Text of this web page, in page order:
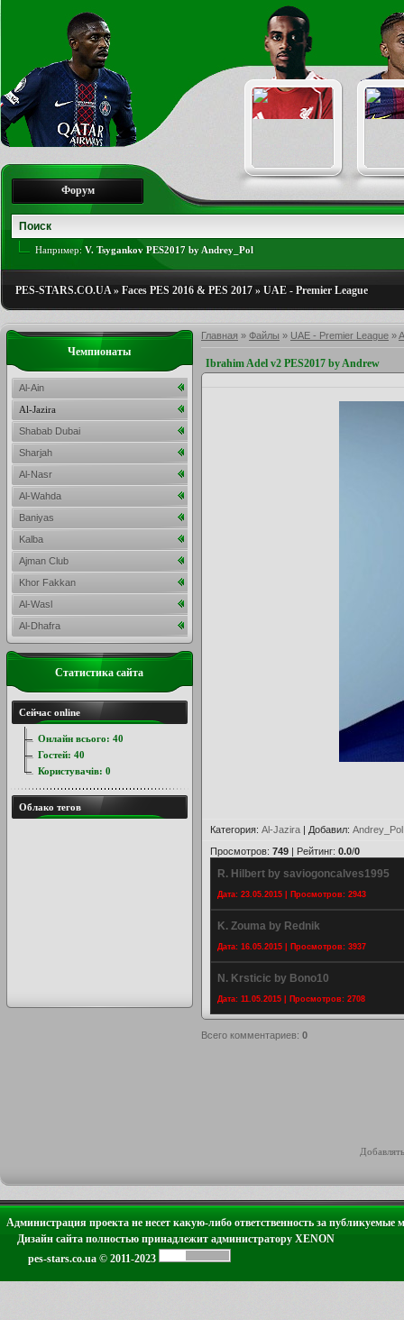
Форум
Например: V. Tsygankov PES2017 by Andrey_Pol
PES-STARS.CO.UA» Faces PES 2016 & PES 2017 » UAE - Premier League
Главная » Файлы » UAE - Premier League »
Ibrahim Adel v2 PES2017 by Andrew
Категория: Al-Jazira | Добавил: Andrey_Pol
Просмотров: 749 | Рейтинг: 0.0/0
R. Hilbert by saviogoncalves1995
Дата: 23.05.2015 | Просмотров: 2943
K. Zouma by Rednik
Дата: 16.05.2015 | Просмотров: 3937
N. Krsticic by Bono10
Дата: 11.05.2015 | Просмотров: 2708
Всего комментариев: 0
Чемпионаты
Al-Ain
Al-Jazira
Shabab Dubai
Sharjah
Al-Nasr
Al-Wahda
Baniyas
Kalba
Ajman Club
Khor Fakkan
Al-Wasl
Al-Dhafra
Статистика сайта
Сейчас online
Онлайн всього: 40
Гостей: 40
Користувачів: 0
Облако тегов
Администрация проекта не несет какую-либо ответственность за публикуемые
Дизайн сайта полностью принадлежит администратору XENON
pes-stars.co.ua © 2011-2023